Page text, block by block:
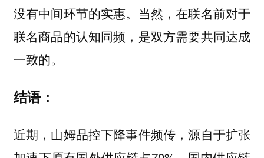
没有中间环节的实惠。 当然，在联名前对于
联名商品的认知同频，是双方需要共同达成
一致的。
结语：
近期，山姆品控下降事件频传，源自于扩张